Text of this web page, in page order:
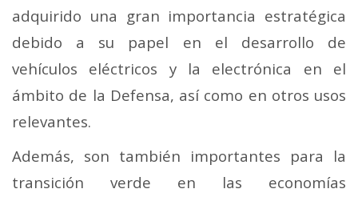
adquirido una gran importancia estratégica
debido a su papel en el desarrollo de
vehículos eléctricos y la electrónica en el
ámbito de la Defensa, así como en otros usos
relevantes.
Además, son también importantes para la
transición verde en las economías